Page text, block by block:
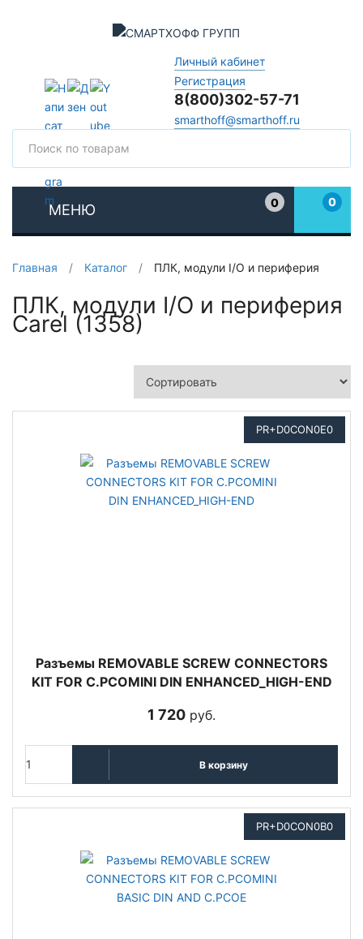
Личный кабинет
Регистрация
8(800)302-57-71
smarthoff@smarthoff.ru
МЕНЮ
0
0
Главная / Каталог / ПЛК, модули I/O и периферия
ПЛК, модули I/O и периферия
Carel (1358)
PR+D0CON0E0
Разъемы REMOVABLE SCREW CONNECTORS
KIT FOR C.PCOMINI DIN ENHANCED_HIGH-END
1 720 руб.
В корзину
PR+D0CON0B0